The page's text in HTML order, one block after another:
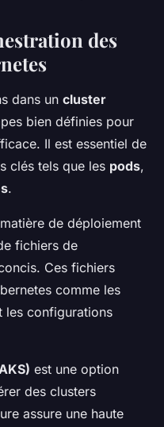
des
dans un cluster
bien définies pour
Il est essentiel de
clés tels que les pods,
.
de déploiement
fichiers de
Ces fichiers
comme les
les configurations
est une option
des clusters
assure une haute